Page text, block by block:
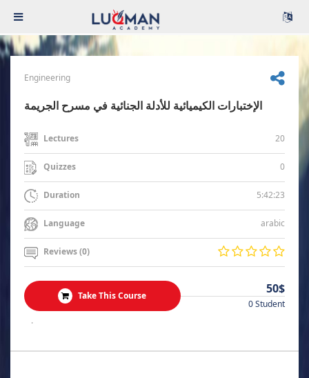
Engineering
الإختبارات الكيميائية للأدلة الجنائية في مسرح الجريمة
Lectures 20
Quizzes 0
Duration 5:42:23
Language arabic
Reviews (0)
Take This Course 50$
0 Student
.